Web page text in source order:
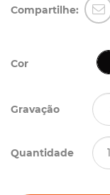
Compartilhe:
Cor
Gravação
Quantidade